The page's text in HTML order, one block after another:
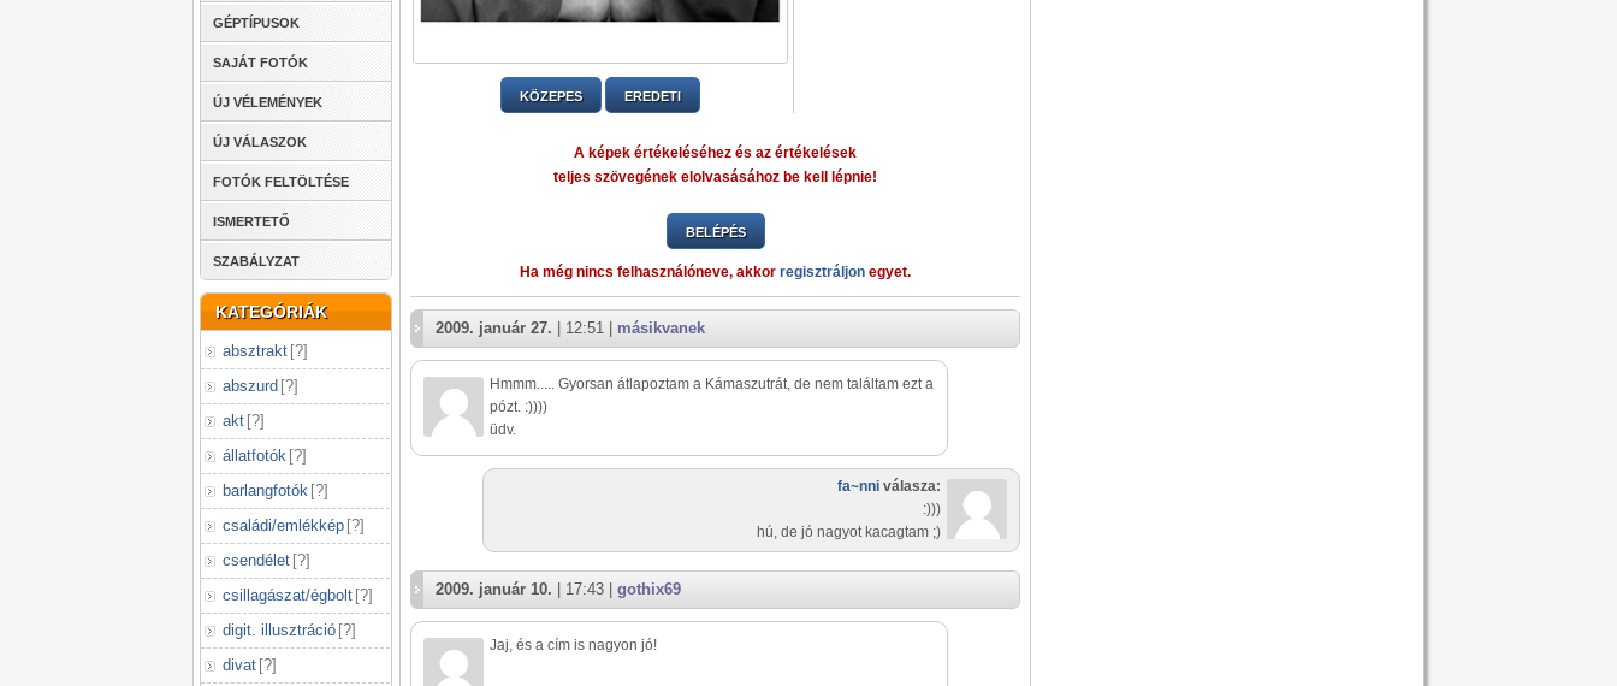
GÉPTÍPUSOK
SAJÁT FOTÓK
ÚJ VÉLEMÉNYEK
ÚJ VÁLASZOK
FOTÓK FELTÖLTÉSE
ISMERTETŐ
SZABÁLYZAT
KATEGÓRIÁK
absztrakt [?]
abszurd [?]
akt [?]
állatfotók [?]
barlangfotók [?]
családi/emlékkép [?]
csendélet [?]
csillagászat/égbolt [?]
digit. illusztráció [?]
divat [?]
KÖZEPES EREDETI
A képek értékeléséhez és az értékelések
teljes szövegének elolvasásához be kell lépnie!
BELÉPÉS
Ha még nincs felhasználóneve, akkor regisztráljon egyet.
2009. január 27. | 12:51 | másikvanek
Hmmm..... Gyorsan átlapoztam a Kámaszutrát, de nem találtam ezt a
pózt. :))))
üdv.
fa~nni válasza:
:)))
hú, de jó nagyot kacagtam ;)
2009. január 10. | 17:43 | gothix69
Jaj, és a cím is nagyon jó!